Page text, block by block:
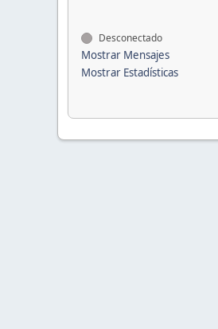
Desconectado
Mostrar Mensajes
Mostrar Estadísticas